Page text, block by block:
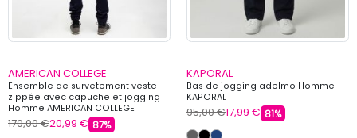
AMERICAN COLLEGE
Ensemble de survetement veste
zippée avec capuche et jogging
Homme AMERICAN COLLEGE
170,00 €20,99 € 87%
KAPORAL
Bas de jogging adelmo Homme
KAPORAL
95,00 €17,99 € 81%